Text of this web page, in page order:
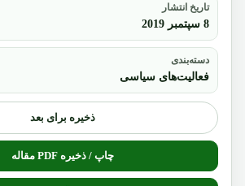
تاریخ انتشار
8 سپتمبر 2019
دسته‌بندی
فعالیت‌های سیاسی
ذخیره برای بعد
چاپ / ذخیره PDF مقاله